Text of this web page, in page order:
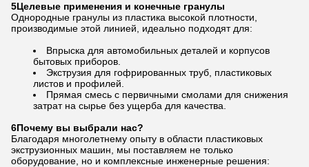
5Целевые применения и конечные гранулы
Однородные гранулы из пластика высокой плотности,
производимые этой линией, идеально подходят для:
Впрыска для автомобильных деталей и корпусов
бытовых приборов.
Экструзия для гофрированных труб, пластиковых
листов и профилей.
Прямая смесь с первичными смолами для снижения
затрат на сырье без ущерба для качества.
6Почему вы выбрали нас?
Благодаря многолетнему опыту в области пластиковых
экструзионных машин, мы поставляем не только
оборудование, но и комплексные инженерные решения: